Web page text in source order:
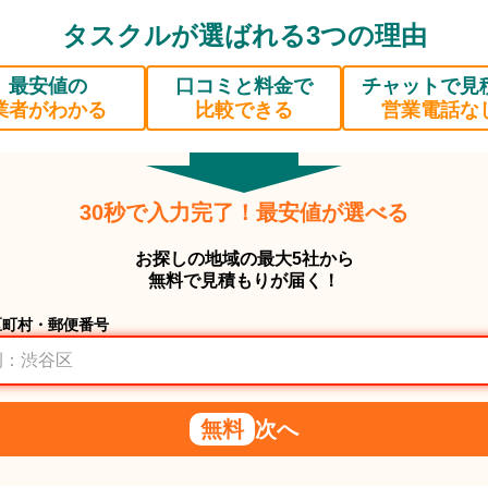
タスクルが選ばれる3つの理由
最安値の
者がわかる
口コミと料金で
比較できる
チャットで見
営業電話な
30秒で入力完了！最安値が選べる
お探しの地域の最大5社から
無料で見積もりが届く！
村・郵便番号
無料 次へ